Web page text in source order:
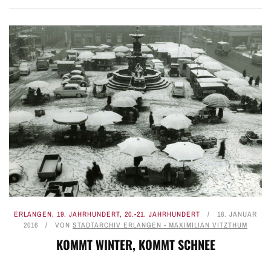
ERLANGEN, 19. JAHRHUNDERT, 20.-21. JAHRHUNDERT
18. JANUAR
2016
VON STADTARCHIV ERLANGEN - MAXIMILIAN VITZTHUM
KOMMT WINTER, KOMMT SCHNEE